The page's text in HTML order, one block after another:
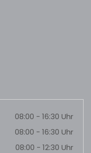
08:00 - 16:30 Uhr
08:00 - 16:30 Uhr
08:00 - 12:30 Uhr